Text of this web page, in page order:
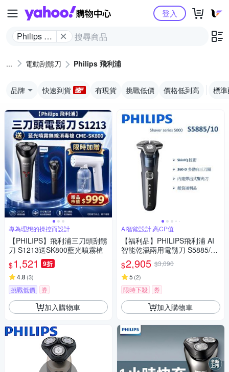
Yahoo購物中心
Philips 飛
登入
電動刮鬍刀 Philips 飛利浦
品牌 快速到貨 有現貨 挑戰低價 價格低到高 標
專為理想的操控而設計
【PHILIPS】飛利浦三刀頭刮鬍
刀 S1213送SK800藍光噴霧槍
$1,521 9折
4.8 (3)
挑戰低價 券
加入購物車
AI智能設計,高CP值
【福利品】PHILIPS飛利浦 AI
智能乾濕兩用電鬍刀 S5885/10
(一年保固)
$2,905 $3,090
5 (2)
限時下殺 券
加入購物車